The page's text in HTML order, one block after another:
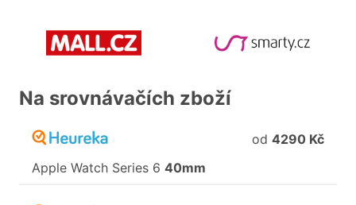
Na srovnávačích zboží
Apple Watch Series 6 40mm
od 4290 Kč